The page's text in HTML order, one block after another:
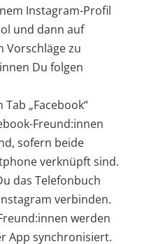
Instagram-Profil
und dann auf
Vorschläge zu
Du folgen
„Facebook“
Freund:innen
sofern beide
verknüpft sind.
das Telefonbuch
verbinden.
werden
App synchronisiert.